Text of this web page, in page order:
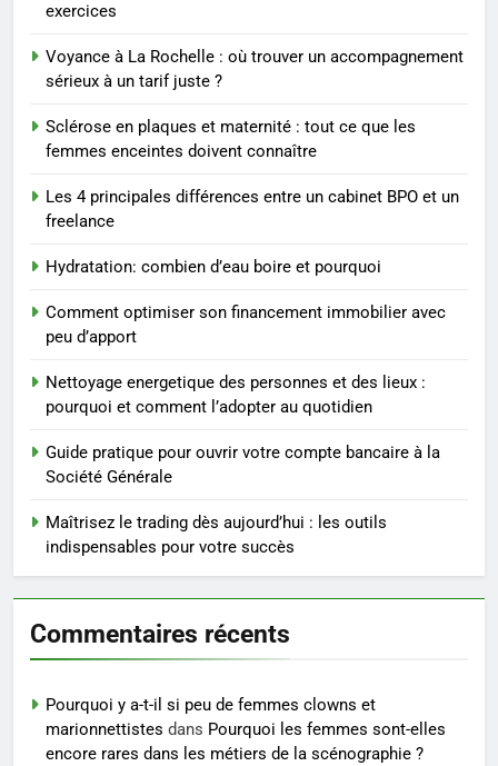
2
entreprise solide
ENTREPRISE
3
substituts de repas : guide et
conseils pratiques
BIEN ÊTRE
Postures de yoga essentielles
rapidement et durable
BIEN ÊTRE
5
Infection chronique de l’oreille :
tout ce qu’il faut savoir sur les
saignements
SANTÉ
6
peau éclatante grâce à The
Ordinary
SANTÉ
exercices
Voyance à La Rochelle : où trouver un accompagnement
sérieux à un tarif juste ?
Sclérose en plaques et maternité : tout ce que les
femmes enceintes doivent connaître
Les 4 principales différences entre un cabinet BPO et un
freelance
Hydratation: combien d’eau boire et pourquoi
Comment optimiser son financement immobilier avec
peu d’apport
Nettoyage energetique des personnes et des lieux :
pourquoi et comment l’adopter au quotidien
Guide pratique pour ouvrir votre compte bancaire à la
Société Générale
Maîtrisez le trading dès aujourd’hui : les outils
indispensables pour votre succès
Commentaires récents
Pourquoi y a-t-il si peu de femmes clowns et
marionnettistes dans Pourquoi les femmes sont-elles
encore rares dans les métiers de la scénographie ?